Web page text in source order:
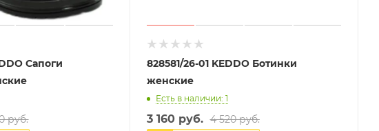
Сапоги
руб.
828581/26-01 KEDDO Ботинки
женские
Есть в наличии: 1
3 160 руб. 4 520 руб.